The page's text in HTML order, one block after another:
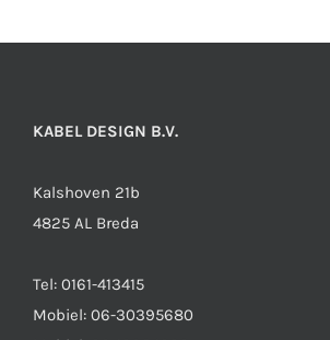
KABEL DESIGN B.V.
Kalshoven 21b
4825 AL Breda
Tel: 0161-413415
Mobiel: 06-30395680